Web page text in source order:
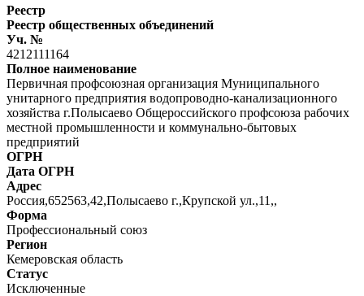
Реестр
Реестр общественных объединений
Уч. №
4212111164
Полное наименование
Первичная профсоюзная организация Муниципального
унитарного предприятия водопроводно-канализационного
хозяйства г.Полысаево Общероссийского профсоюза рабочих
местной промышленности и коммунально-бытовых
предприятий
ОГРН
Дата ОГРН
Адрес
Россия,652563,42,Полысаево г.,Крупской ул.,11,,
Форма
Профессиональный союз
Регион
Кемеровская область
Статус
Исключенные